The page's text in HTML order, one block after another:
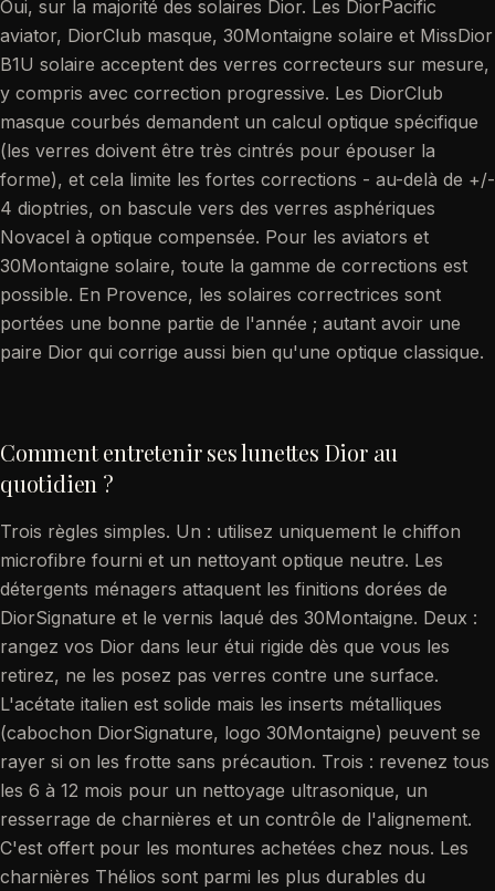
Oui, sur la majorité des solaires Dior. Les DiorPacific
aviator, DiorClub masque, 30Montaigne solaire et MissDior
B1U solaire acceptent des verres correcteurs sur mesure,
y compris avec correction progressive. Les DiorClub
masque courbés demandent un calcul optique spécifique
(les verres doivent être très cintrés pour épouser la
forme), et cela limite les fortes corrections - au-delà de +/-
4 dioptries, on bascule vers des verres asphériques
Novacel à optique compensée. Pour les aviators et
30Montaigne solaire, toute la gamme de corrections est
possible. En Provence, les solaires correctrices sont
portées une bonne partie de l'année ; autant avoir une
paire Dior qui corrige aussi bien qu'une optique classique.
Comment entretenir ses lunettes Dior au
quotidien ?
Trois règles simples. Un : utilisez uniquement le chiffon
microfibre fourni et un nettoyant optique neutre. Les
détergents ménagers attaquent les finitions dorées de
DiorSignature et le vernis laqué des 30Montaigne. Deux :
rangez vos Dior dans leur étui rigide dès que vous les
retirez, ne les posez pas verres contre une surface.
L'acétate italien est solide mais les inserts métalliques
(cabochon DiorSignature, logo 30Montaigne) peuvent se
rayer si on les frotte sans précaution. Trois : revenez tous
les 6 à 12 mois pour un nettoyage ultrasonique, un
resserrage de charnières et un contrôle de l'alignement.
C'est offert pour les montures achetées chez nous. Les
charnières Thélios sont parmi les plus durables du